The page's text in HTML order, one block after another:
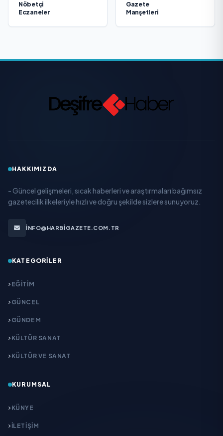
Nöbetçi
Eczaneler
Gazete
Manşetleri
HAKKIMIZDA
- Güncel gelişmeleri, sıcak haberleri ve araştırmaları bağımsız
gazetecilik ilkeleriyle hızlı ve doğru şekilde sizlere sunuyoruz.
INFO@HARBIGAZETE.COM.TR
KATEGORILER
EĞITIM
GÜNCEL
GÜNDEM
KÜLTÜR SANAT
KÜLTÜR VE SANAT
KURUMSAL
KÜNYE
İLETIŞIM